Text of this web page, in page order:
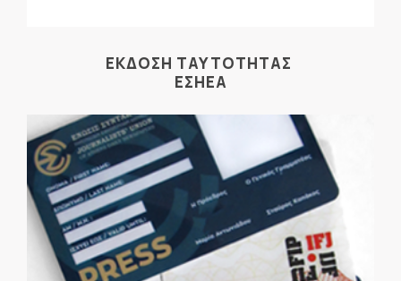
ΕΚΔΟΣΗ ΤΑΥΤΟΤΗΤΑΣ
ΕΣΗΕΑ